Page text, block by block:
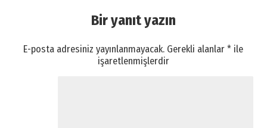
Bir yanıt yazın
E-posta adresiniz yayınlanmayacak. Gerekli alanlar* ile
işaretlenmişlerdir